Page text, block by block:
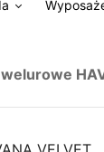
welurowe